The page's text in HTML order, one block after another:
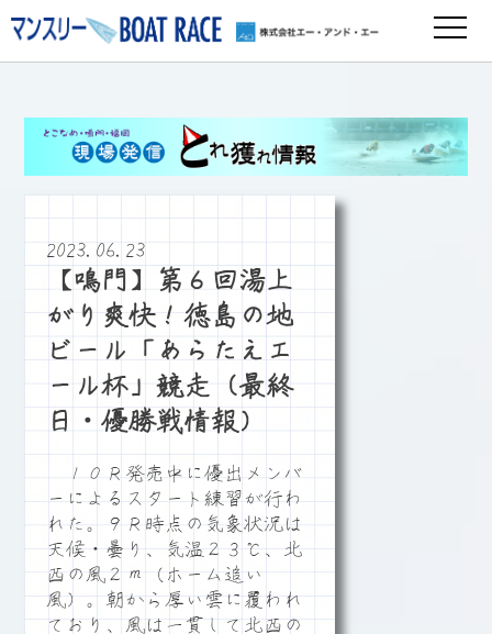
2023.06.23
【鳴門】第６回湯上
がり爽快！徳島の地
ビール「あらたえエ
ール杯」競走（最終
日・優勝戦情報）
１０Ｒ発売中に優出メンバ
ーによるスタート練習が行わ
れた。９Ｒ時点の気象状況は
天候・曇り、気温２３℃、北
西の風２ｍ（ホーム追い
風）。朝から厚い雲に覆われ
ており、風は一貫して北西の